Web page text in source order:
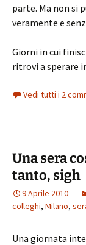
parte. Ma non si
veramente e
Giorni in cui
ritrovi a sperare
Vedi tutti i 2
Una sera
tanto, sigh
9 Aprile 2010
colleghi, Milano,
Una giornata